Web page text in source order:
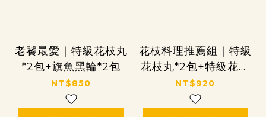
老饕最愛｜特級花枝丸
*2包+旗魚黑輪*2包
NT$850
花枝料理推薦組｜特級
花枝丸*2包+特級花枝
漿*3包
NT$920